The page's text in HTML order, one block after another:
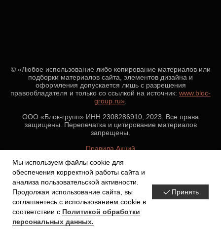
© «Любое использование либо копирование материалов или
подборки материалов сайта, элементов дизайна и
оформления допускается лишь с разрешения
правообладателя и только со ссылкой на источник: www.bloc-
group.ru».
ООО «Блок-групп» ИНН 2308286910, 2023. Все права
защищены. Перепечатка и цитирование материалов
запрещены.
Правила Акций
По всем вопросам пишите на
Политика обработки данных
Мы используем файлы cookie для
обеспечения корректной работы сайта и
анализа пользовательской активности.
Продолжая использование сайта, вы
соглашаетесь с использованием cookie в
соответствии с Политикой обработки
персональных данных.
Принять